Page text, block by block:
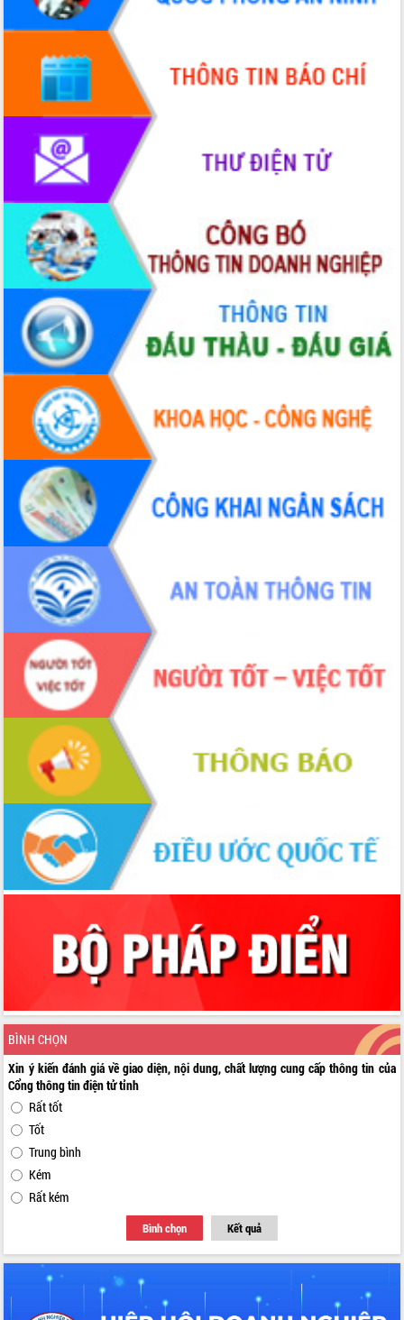
BÌNH CHỌN
Xin ý kiến đánh giá về giao diện, nội dung, chất lượng cung cấp thông tin của
Cổng thông tin điện tử tỉnh
Rất tốt
Tốt
Trung bình
Kém
Rất kém
Bình chọn Kết quả